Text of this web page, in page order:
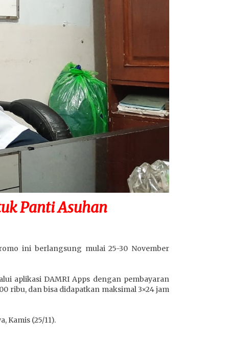
Panti Asuhan
ini berlangsung mulai 25-30 November
aplikasi DAMRI Apps dengan pembayaran
ribu, dan bisa didapatkan maksimal 3×24 jam
Kamis (25/11).